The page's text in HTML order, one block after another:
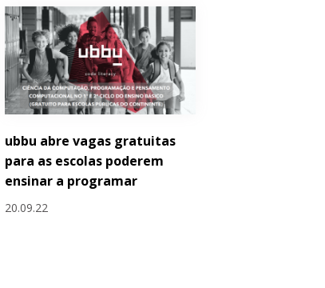
ubbu abre vagas gratuitas
para as escolas poderem
ensinar a programar
20.09.22